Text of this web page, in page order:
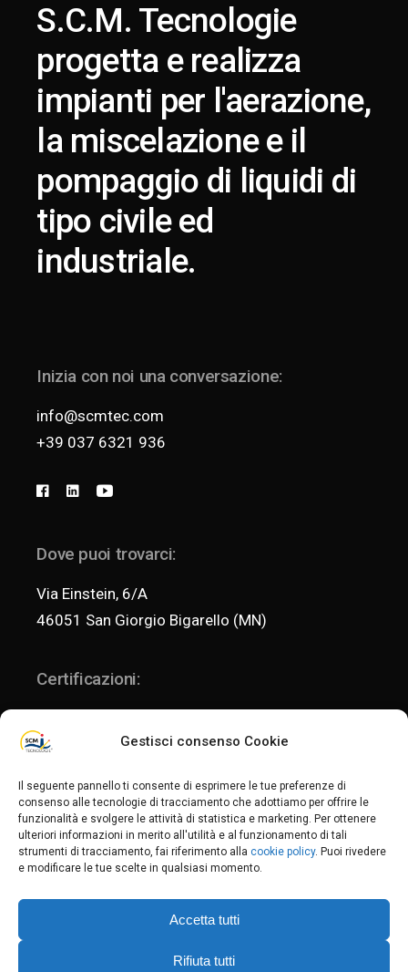
Gestisci consenso Cookie
Il seguente pannello ti consente di esprimere le tue preferenze di
consenso alle tecnologie di tracciamento che adottiamo per offrire le
funzionalità e svolgere le attività di statistica e marketing. Per ottenere
ulteriori informazioni in merito all'utilità e al funzionamento di tali
strumenti di tracciamento, fai riferimento alla cookie policy. Puoi rivedere
e modificare le tue scelte in qualsiasi momento.
Accetta tutti
Rifiuta tutti
S.C.M. Tecnologie
progetta e realizza
impianti per l'aerazione,
la miscelazione e il
pompaggio di liquidi di
tipo civile ed
industriale.
Inizia con noi una conversazione:
info@scmtec.com
+39 037 6321 936
Dove puoi trovarci:
Via Einstein, 6/A
46051 San Giorgio Bigarello (MN)
Certificazioni:
ISO 14001:2015
Politica per la qualità e l'ambiente